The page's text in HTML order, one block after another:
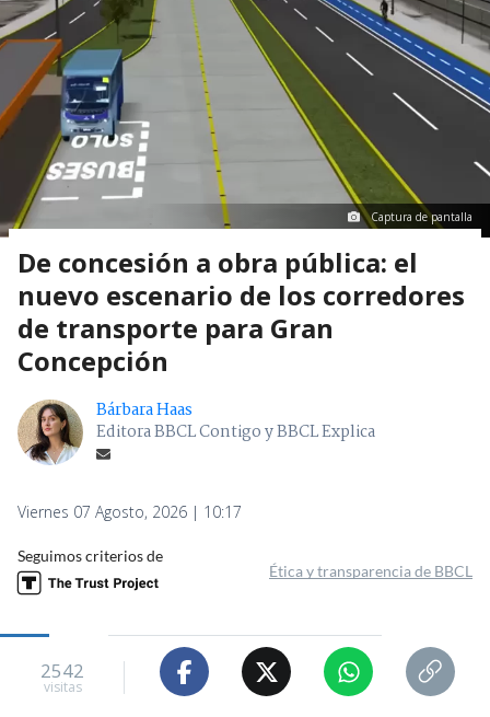
Captura de pantalla
De concesión a obra pública: el
nuevo escenario de los corredores
de transporte para Gran
Concepción
Bárbara Haas
Editora BBCL Contigo y BBCL Explica
Viernes 07 Agosto, 2026 | 10:17
Seguimos criterios de
Ética y transparencia de BBCL
2542
visitas